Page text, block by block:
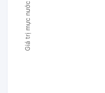
Giá trị mực nước